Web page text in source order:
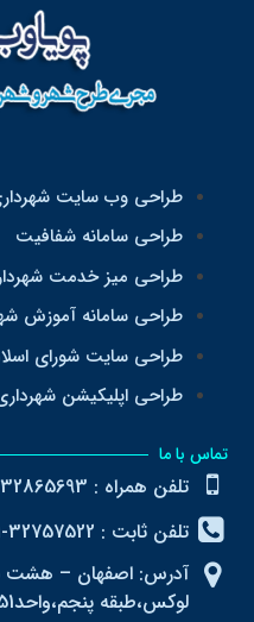
طراحی وب سایت
طراحی سامانه شفافیت
طراحی میز خدمت
طراحی سامانه آموزش
طراحی سایت شورای
طراحی اپلیکیشن
تماس با ما
تلفن همراه : 09132865693
تلفن ثابت : 32757522-031 / 031-32663612
آدرس: اصفهان – هشت
لوکس،طبقه پنجم،واحد51